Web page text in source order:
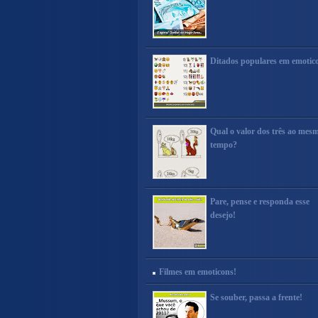
Ditados populares em
Qual o valor dos três ao
tempo?
Pare, pense e responda esse
desejo!
Filmes em emoticons!
Se souber, passa a frente!